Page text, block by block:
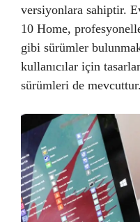
versiyonlara sahiptir.
10 Home,
gibi sürümler
kullanıcılar için
sürümleri de mevcuttur.